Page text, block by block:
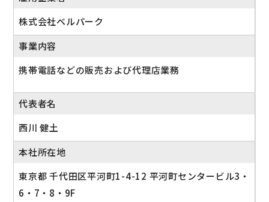
産休・育休実績あり
◆時短勤務 ※社内規定あり
◆介護休業
◇連休取得を推進中◇
多くのメンバーが連休を活用し、趣味、家族との時間
を満喫しています。
もちろんストアマネージャーも取得可能！
【年間休日】
株式会社ベルパーク
事業内容
携帯電話などの販売および代理店業務
代表者名
西川 健土
本社所在地
東京都 千代田区平河町1-4-12 平河町センタービル3・
6・7・8・9F